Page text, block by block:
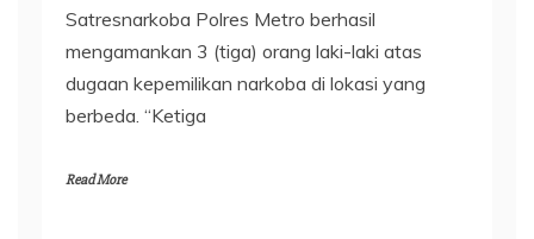
Satresnarkoba Polres Metro berhasil
mengamankan 3 (tiga) orang laki-laki atas
dugaan kepemilikan narkoba di lokasi yang
berbeda. “Ketiga
Read More